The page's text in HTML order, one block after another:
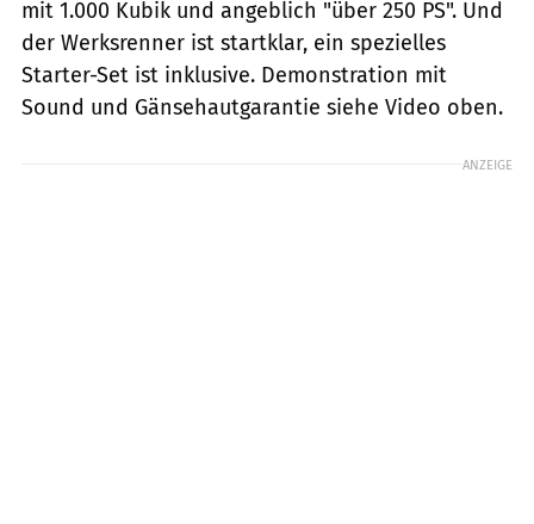
mit 1.000 Kubik und angeblich "über 250 PS". Und
der Werksrenner ist startklar, ein spezielles
Starter-Set ist inklusive. Demonstration mit
Sound und Gänsehautgarantie siehe Video oben.
ANZEIGE